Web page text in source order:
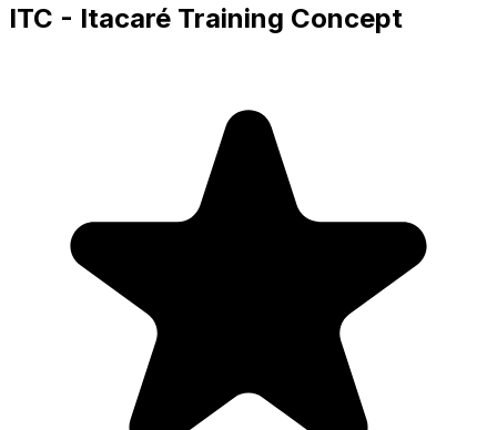
ITC - Itacaré Training Concept